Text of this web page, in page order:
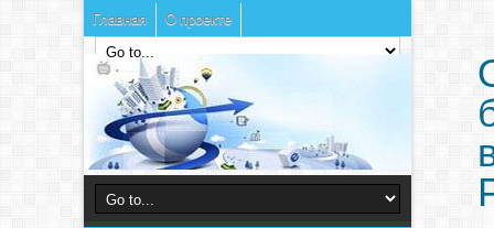
Главная О проекте